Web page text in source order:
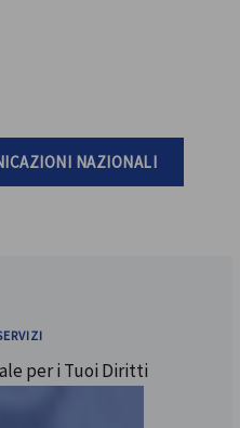
NAZIONALI
per i Tuoi Diritti